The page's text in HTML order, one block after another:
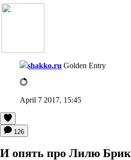
shakko.ru Golden Entry
April 7 2017, 15:45
126
И опять про Лилю Брик